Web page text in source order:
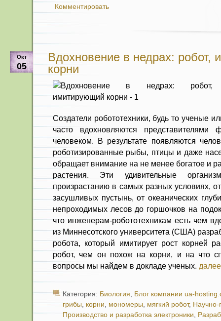
Комментировать
Окт
05
Вдохновение в недрах: робот,
корни
Создатели робототехники, будь то ученые
часто вдохновляются
человеком. В результате появляются
роботизированные рыбы, птицы и даже
обращает внимание на не менее богатое и
растения. Эти удивительные
произрастанию в самых разных условиях,
засушливых пустынь, от океанических
непроходимых лесов до горшочков на
что инженерам-робототехникам есть чем
из Миннесотского университета (США)
робота, который имитирует рост корней
робот, чем он похож на корни, и на что
вопросы мы найдем в докладе ученых.
Категория: Биология, Блог компании ua-
грибы, корни, мономеры, мягкий робот, Научно-
Производство и разработка электроники,